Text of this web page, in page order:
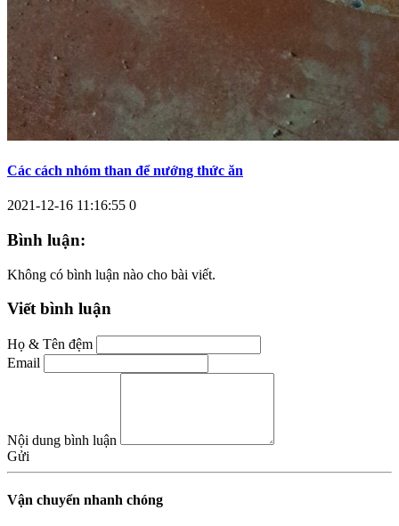
Các cách nhóm than để nướng thức ăn
2021-12-16 11:16:55 0
Bình luận:
Không có bình luận nào cho bài viết.
Viết bình luận
Họ & Tên đệm
Email
Nội dung bình luận
Gửi
Vận chuyển nhanh chóng